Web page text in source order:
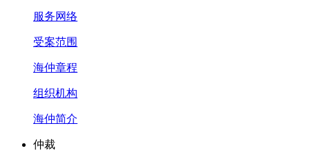
服务网络
受案范围
海仲章程
组织机构
海仲简介
仲裁